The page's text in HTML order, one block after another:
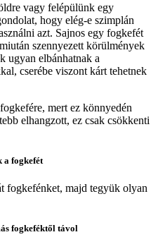
vagy felépülünk egy
hogy elég-e szimplán
azt. Sajnos egy fogkefét
szennyezett körülmények
ugyan elbánhatnak a
cserébe viszont kárt tehetnek
mert ez könnyedén
elhangzott, ez csak csökkenti
a fogkefét
fogkefénket, majd tegyük olyan
fogkeféktől távol